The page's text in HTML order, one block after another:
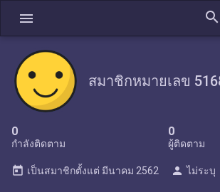
menu search
สมาชิกหมายเลข
0
กำลังติดตาม
0
ผู้ติดตาม
today เป็นสมาชิกตั้งแต่ มีนาคม 2562 person ไม่ระบุ